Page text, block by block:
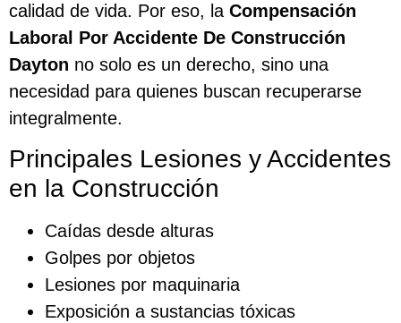
calidad de vida. Por eso, la Compensación
Laboral Por Accidente De Construcción
Dayton no solo es un derecho, sino una
necesidad para quienes buscan recuperarse
integralmente.
Principales Lesiones y Accidentes
en la Construcción
Caídas desde alturas
Golpes por objetos
Lesiones por maquinaria
Exposición a sustancias tóxicas